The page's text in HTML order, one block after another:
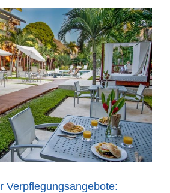
Verpflegungsangebote: